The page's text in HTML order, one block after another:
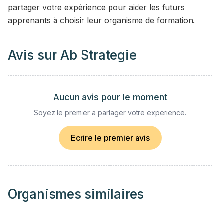
partager votre expérience pour aider les futurs
apprenants à choisir leur organisme de formation.
Avis sur Ab Strategie
Aucun avis pour le moment
Soyez le premier a partager votre experience.
Ecrire le premier avis
Organismes similaires